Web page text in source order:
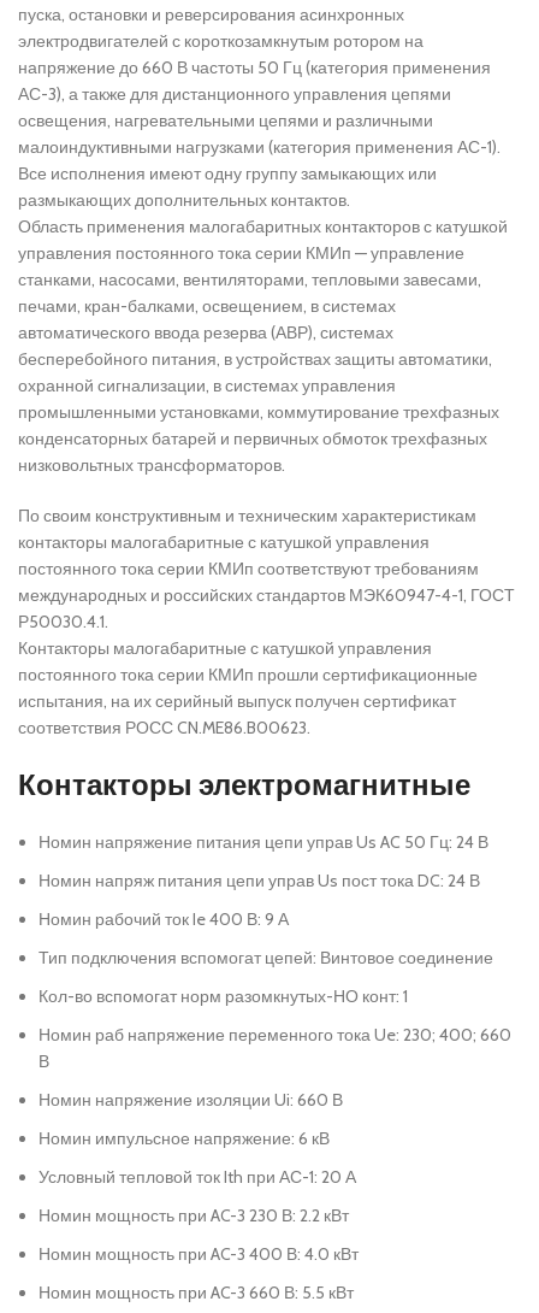
пуска, остановки и реверсирования асинхронных
электродвигателей с короткозамкнутым ротором на
напряжение до 660 В частоты 50 Гц (категория применения
АС-3), а также для дистанционного управления цепями
освещения, нагревательными цепями и различными
малоиндуктивными нагрузками (категория применения АС-1).
Все исполнения имеют одну группу замыкающих или
размыкающих дополнительных контактов.
Область применения малогабаритных контакторов с катушкой
управления постоянного тока серии КМИп — управление
станками, насосами, вентиляторами, тепловыми завесами,
печами, кран-балками, освещением, в системах
автоматического ввода резерва (АВР), системах
бесперебойного питания, в устройствах защиты автоматики,
охранной сигнализации, в системах управления
промышленными установками, коммутирование трехфазных
конденсаторных батарей и первичных обмоток трехфазных
низковольтных трансформаторов.
По своим конструктивным и техническим характеристикам
контакторы малогабаритные с катушкой управления
постоянного тока серии КМИп соответствуют требованиям
международных и российских стандартов МЭК60947-4-1, ГОСТ
Р50030.4.1.
Контакторы малогабаритные с катушкой управления
постоянного тока серии КМИп прошли сертификационные
испытания, на их серийный выпуск получен сертификат
соответствия РОСС CN.ME86.B00623.
Контакторы электромагнитные
Номин напряжение питания цепи управ Us AC 50 Гц: 24 В
Номин напряж питания цепи управ Us пост тока DC: 24 В
Номин рабочий ток Ie 400 В: 9 А
Тип подключения вспомогат цепей: Винтовое соединение
Кол-во вспомогат норм разомкнутых-НО конт: 1
Номин раб напряжение переменного тока Ue: 230; 400; 660
В
Номин напряжение изоляции Ui: 660 В
Номин импульсное напряжение: 6 кВ
Условный тепловой ток Ith при АС-1: 20 А
Номин мощность при AC-3 230 В: 2.2 кВт
Номин мощность при AC-3 400 В: 4.0 кВт
Номин мощность при AC-3 660 В: 5.5 кВт